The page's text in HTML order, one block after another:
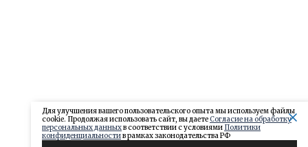
Для улучшения вашего пользовательского опыта мы используем файлы
cookie. Продолжая использовать сайт, вы даетеСогласие на обработку
персональных данныхв соответствии с условиями Политики
конфиденциальностив рамках законодательства РФ